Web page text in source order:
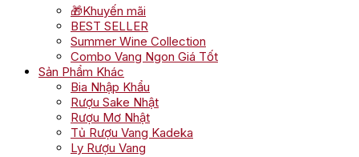
🎁Khuyến mãi
BEST SELLER
Summer Wine Collection
Combo Vang Ngon Giá Tốt
Sản Phẩm Khác
Bia Nhập Khẩu
Rượu Sake Nhật
Rượu Mơ Nhật
Tủ Rượu Vang Kadeka
Ly Rượu Vang